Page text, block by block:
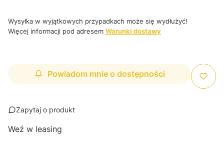
Wysyłka w wyjątkowych przypadkach może się wydłużyć!
Więcej informacji pod adresem Warunki dostawy
Powiadom mnie o dostępności
Zapytaj o produkt
Weź w leasing